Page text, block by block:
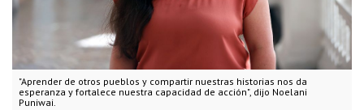
"Aprender de otros pueblos y compartir nuestras historias nos da
esperanza y fortalece nuestra capacidad de acción", dijo Noelani
Puniwai.